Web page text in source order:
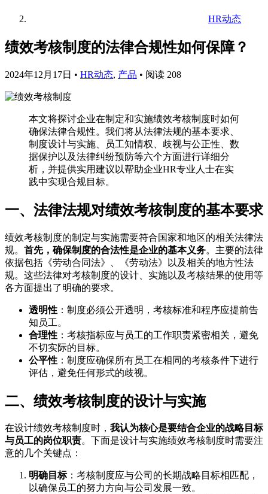
HR动态
绩效考核制度的法律合规性如何保障？
2024年12月17日 • HR动态, 产品 • 阅读 208
本文将探讨企业在制定和实施绩效考核制度时如何
确保法律合规性。我们将从法律法规的基本要求、
制度设计与实施、员工知情权、歧视与公正性、数
据保护以及法律纠纷预防等六个方面进行详细分
析，并提供实用建议以帮助企业HR专业人士在实
践中实现合规目标。
一、法律法规对绩效考核制度的基本要求
绩效考核制度的制定与实施需要符合国家和地区的相关法律法
规。 首先，确保制度的合法性是企业的基本义务。主要的法律
依据包括《劳动合同法》、《劳动法》以及相关的地方性法
规。这些法律对考核制度的设计、实施以及考核结果的使用等
各方面提出了明确的要求。
透明性 ：制度必须公开透明，考核标准和程序应提前告
知员工。
合理性 ：考核指标应与员工的工作职责紧密相关，避免
不切实际的目标。
公平性 ：制度应确保所有员工在相同的考核条件下进行
评估，避免任何形式的歧视。
二、绩效考核制度的设计与实施
在设计绩效考核制度时， 我认为核心是要结合企业的战略目标
与员工的岗位职责。下面是设计与实施绩效考核制度时需要注
意的几个关键点：
明确目标：考核制度应与公司的长期战略目标相匹配，
以确保员工的努力方向与公司发展一致。